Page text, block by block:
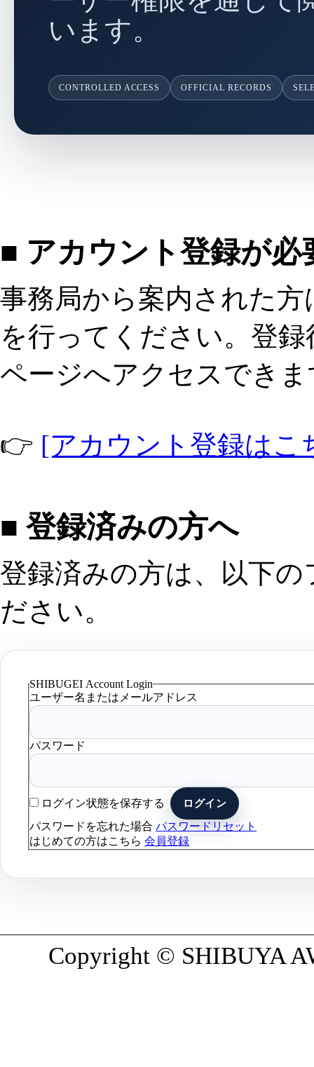
います。
CONTROLLED ACCESS OFFICIAL RECORDS
■ アカウント登録が必
事務局から案内された
を行ってください。登
ページへアクセスでき
👉 [アカウント登録はこ
■ 登録済みの方へ
登録済みの方は、以下
ださい。
SHIBUGEI Account Login
ユーザー名またはメールアドレス
パスワード
ログイン状態を保存する
パスワードを忘れた場合パスワードリセット
はじめての方はこちら会員登録
Copyright © SHIBUYA